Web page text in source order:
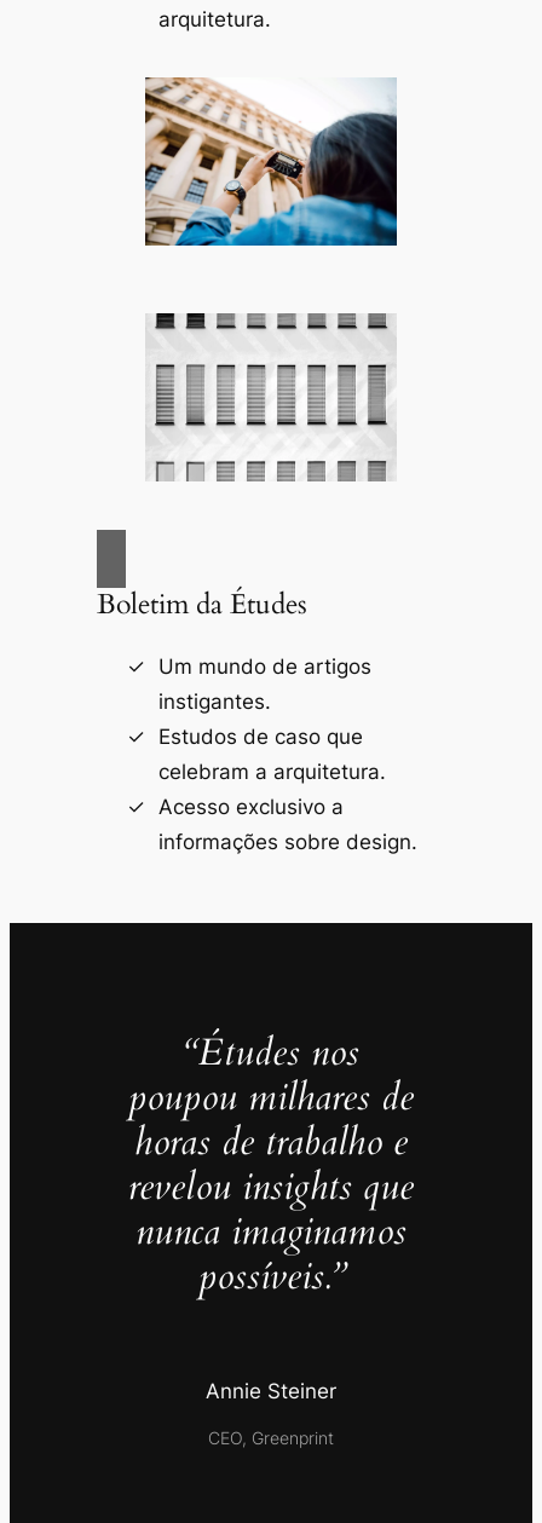
arquitetura.
Boletim da Études
Um mundo de artigos
instigantes.
Estudos de caso que
celebram a arquitetura.
Acesso exclusivo a
informações sobre design.
“Études nos
poupou milhares de
horas de trabalho e
revelou insights que
nunca imaginamos
possíveis.”
Annie Steiner
CEO, Greenprint